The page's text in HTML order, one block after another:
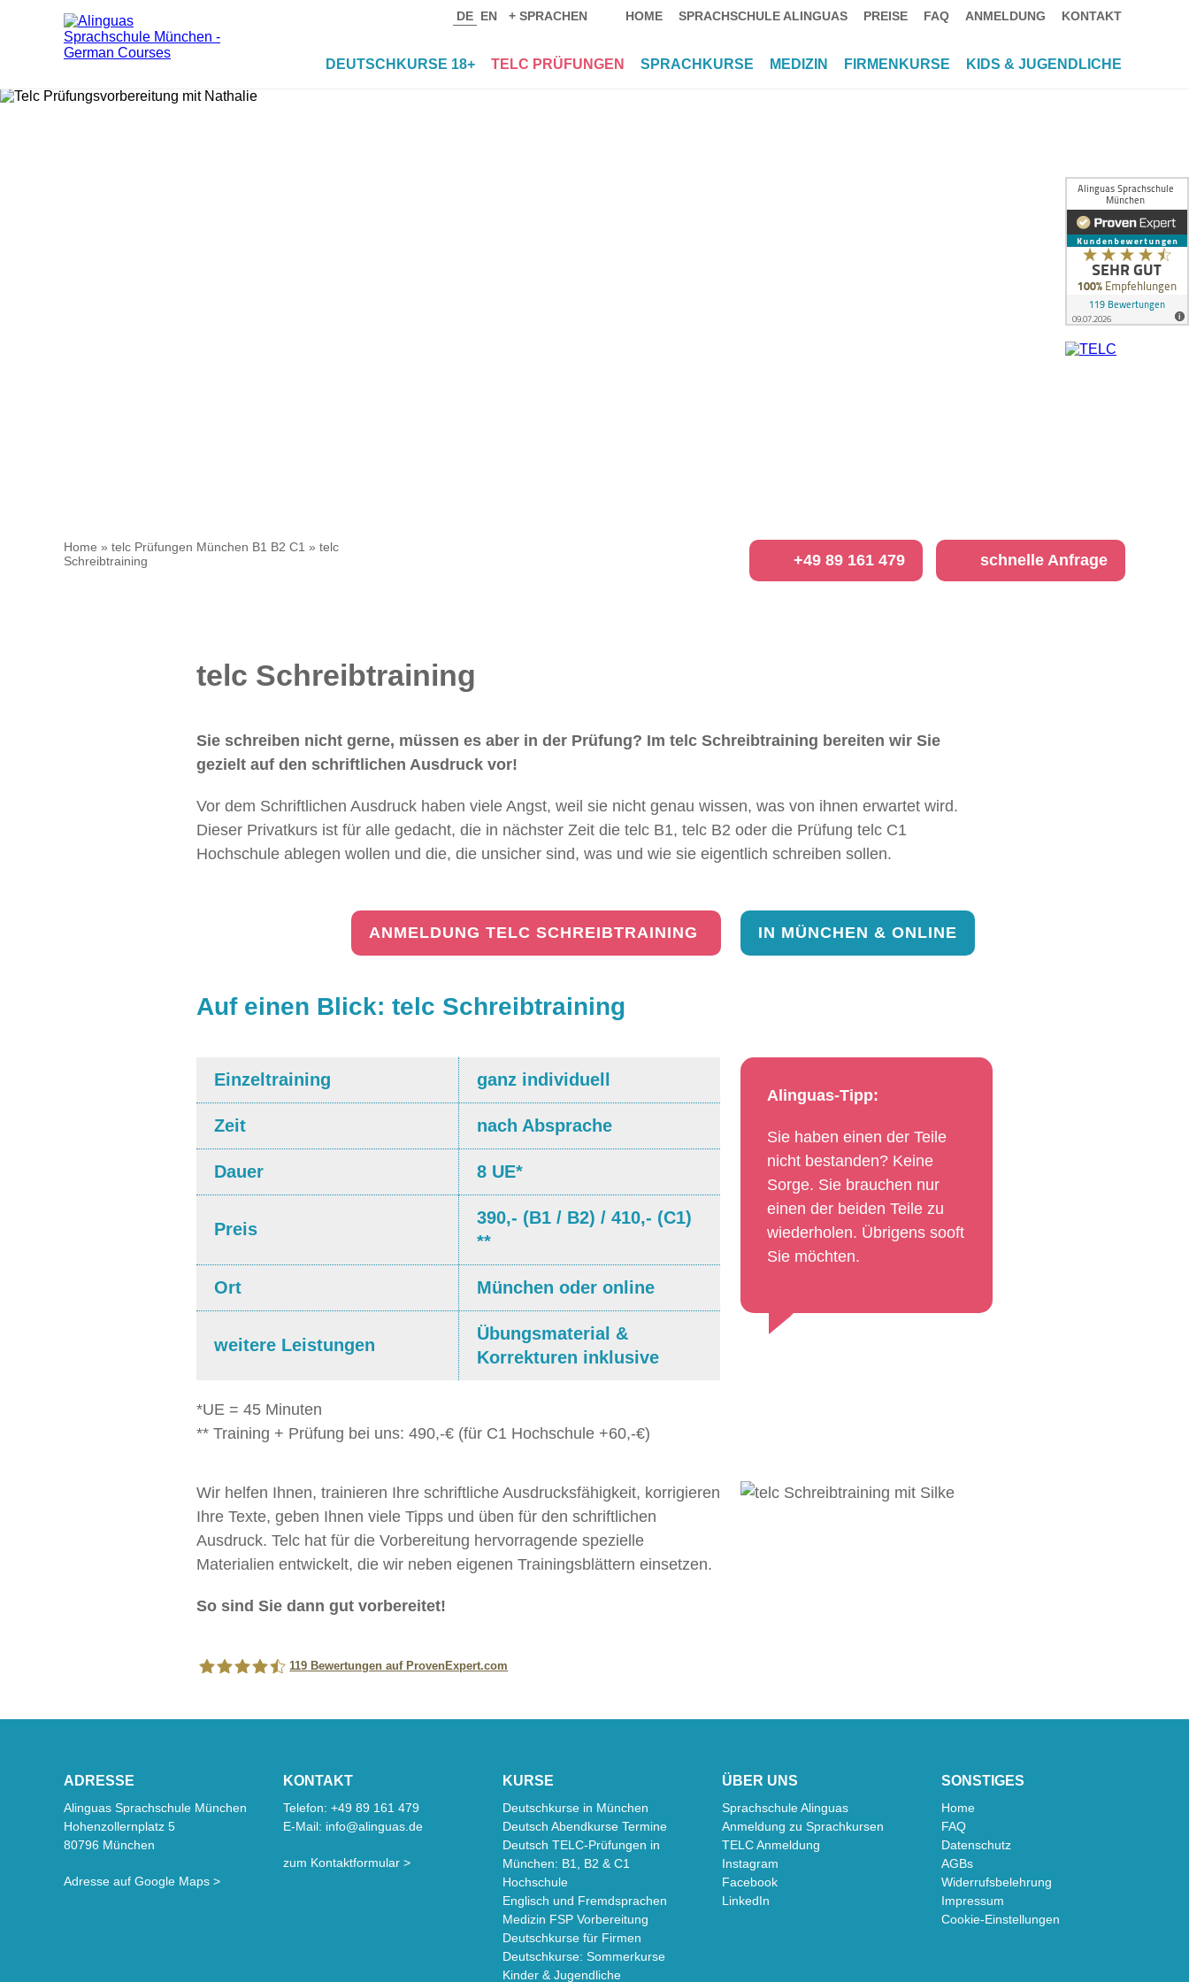
DE EN + SPRACHEN HOME SPRACHSCHULE ALINGUAS PREISE FAQ ANMELDUNG KONTAKT
DEUTSCHKURSE 18+ TELC PRÜFUNGEN SPRACHKURSE MEDIZIN FIRMENKURSE KIDS & JUGENDLICHE
Home » telc Prüfungen München B1 B2 C1 » telc
Schreibtraining
+49 89 161 479 schnelle Anfrage
telc Schreibtraining
Sie schreiben nicht gerne, müssen es aber in der Prüfung? Im telc Schreibtraining bereiten wir Sie
gezielt auf den schriftlichen Ausdruck vor!
Vor dem Schriftlichen Ausdruck haben viele Angst, weil sie nicht genau wissen, was von ihnen erwartet wird.
Dieser Privatkurs ist für alle gedacht, die in nächster Zeit die telc B1, telc B2 oder die Prüfung telc C1
Hochschule ablegen wollen und die, die unsicher sind, was und wie sie eigentlich schreiben sollen.
ANMELDUNG TELC SCHREIBTRAINING IN MÜNCHEN & ONLINE
Auf einen Blick: telc Schreibtraining
Einzeltraining ganz individuell
Zeit nach Absprache
Dauer 8 UE*
Preis
390,- (B1 / B2) / 410,- (C1)
**
Ort München oder online
weitere Leistungen
Übungsmaterial &
Korrekturen inklusive
*UE = 45 Minuten
** Training + Prüfung bei uns: 490,-€ (für C1 Hochschule +60,-€)
Alinguas-Tipp:
Sie haben einen der Teile
nicht bestanden? Keine
Sorge. Sie brauchen nur
einen der beiden Teile zu
wiederholen. Übrigens sooft
Sie möchten.
Wir helfen Ihnen, trainieren Ihre schriftliche Ausdrucksfähigkeit, korrigieren
Ihre Texte, geben Ihnen viele Tipps und üben für den schriftlichen
Ausdruck. Telc hat für die Vorbereitung hervorragende spezielle
Materialien entwickelt, die wir neben eigenen Trainingsblättern einsetzen.
So sind Sie dann gut vorbereitet!
Alinguas Sprachschule München
119 Bewertungen auf ProvenExpert.com
ADRESSE
Alinguas Sprachschule München
Hohenzollernplatz 5
80796 München
Adresse auf Google Maps >
KONTAKT
Telefon: +49 89 161 479
E-Mail: info@alinguas.de
zum Kontaktformular >
KURSE
Deutschkurse in München
Deutsch Abendkurse Termine
Deutsch TELC-Prüfungen in
München: B1, B2 & C1
Hochschule
Englisch und Fremdsprachen
Medizin FSP Vorbereitung
Deutschkurse für Firmen
Deutschkurse: Sommerkurse
Kinder & Jugendliche
ÜBER UNS
Sprachschule Alinguas
Anmeldung zu Sprachkursen
TELC Anmeldung
Instagram
Facebook
LinkedIn
SONSTIGES
Home
FAQ
Datenschutz
AGBs
Widerrufsbelehrung
Impressum
Cookie-Einstellungen